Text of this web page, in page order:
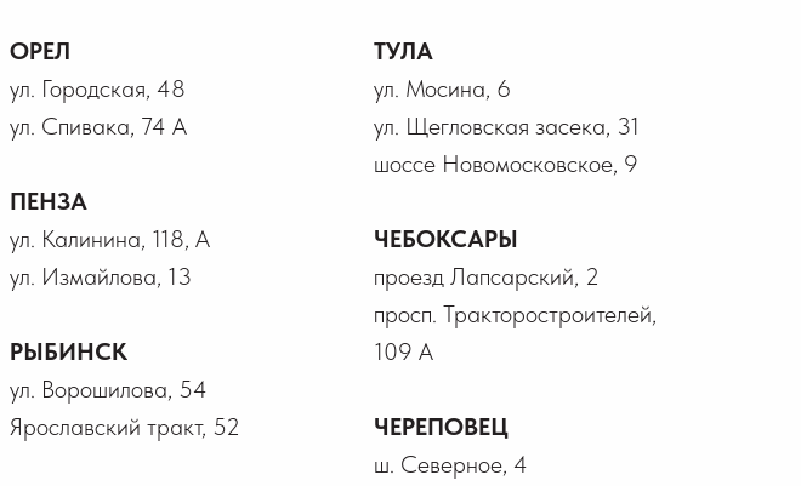
ОРЕЛ
ул. Городская, 48
ул. Спивака, 74 А
ПЕНЗА
ул. Калинина, 118, А
ул. Измайлова, 13
РЫБИНСК
ул. Ворошилова, 54
Ярославский тракт, 52
ТУЛА
ул. Мосина, 6
ул. Щегловская засека, 31
шоссе Новомосковское, 9
ЧЕБОКСАРЫ
проезд Лапсарский, 2
просп. Тракторостроителей,
109 А
ЧЕРЕПОВЕЦ
ш. Северное, 4